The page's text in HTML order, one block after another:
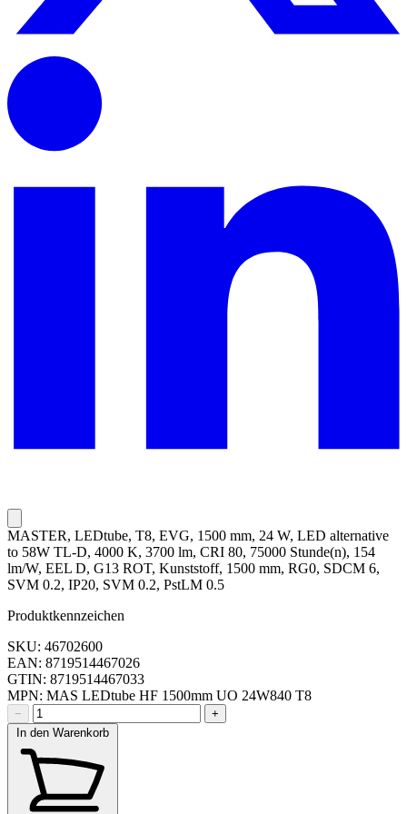
MASTER, LEDtube, T8, EVG, 1500 mm, 24 W, LED alternative
to 58W TL-D, 4000 K, 3700 lm, CRI 80, 75000 Stunde(n), 154
lm/W, EEL D, G13 ROT, Kunststoff, 1500 mm, RG0, SDCM 6,
SVM 0.2, IP20, SVM 0.2, PstLM 0.5
Produktkennzeichen
SKU: 46702600
EAN: 8719514467026
GTIN: 8719514467033
MPN: MAS LEDtube HF 1500mm UO 24W840 T8
−
+
In den Warenkorb